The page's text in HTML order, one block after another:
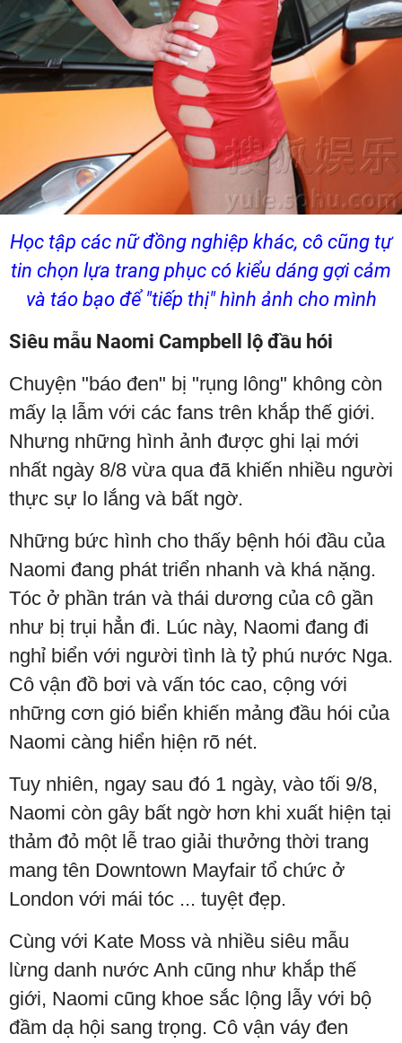
Học tập các nữ đồng nghiệp khác, cô cũng tự
tin chọn lựa trang phục có kiểu dáng gợi cảm
và táo bạo để "tiếp thị" hình ảnh cho mình
Siêu mẫu Naomi Campbell lộ đầu hói
Chuyện "báo đen" bị "rụng lông" không còn
mấy lạ lẫm với các fans trên khắp thế giới.
Nhưng những hình ảnh được ghi lại mới
nhất ngày 8/8 vừa qua đã khiến nhiều người
thực sự lo lắng và bất ngờ.
Những bức hình cho thấy bệnh hói đầu của
Naomi đang phát triển nhanh và khá nặng.
Tóc ở phần trán và thái dương của cô gần
như bị trụi hẳn đi. Lúc này, Naomi đang đi
nghỉ biển với người tình là tỷ phú nước Nga.
Cô vận đồ bơi và vấn tóc cao, cộng với
những cơn gió biển khiến mảng đầu hói của
Naomi càng hiển hiện rõ nét.
Tuy nhiên, ngay sau đó 1 ngày, vào tối 9/8,
Naomi còn gây bất ngờ hơn khi xuất hiện tại
thảm đỏ một lễ trao giải thưởng thời trang
mang tên Downtown Mayfair tổ chức ở
London với mái tóc ... tuyệt đẹp.
Cùng với Kate Moss và nhiều siêu mẫu
lừng danh nước Anh cũng như khắp thế
giới, Naomi cũng khoe sắc lộng lẫy với bộ
đầm dạ hội sang trọng. Cô vận váy đen